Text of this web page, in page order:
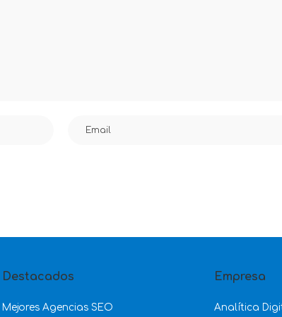
Destacados
Mejores Agencias SEO
Empresa
Analítica